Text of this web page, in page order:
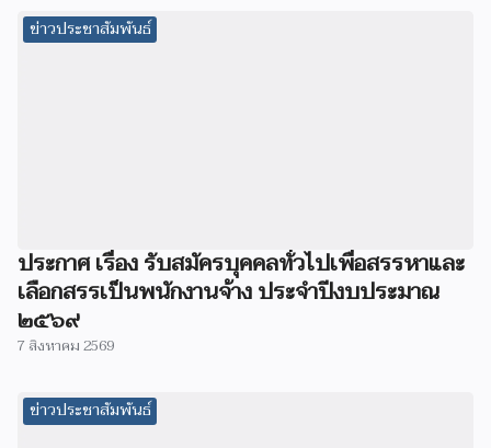
ข่าวประชาสัมพันธ์
ประกาศ เรื่อง รับสมัครบุคคลทั่วไปเพื่อสรรหาและ
เลือกสรรเป็นพนักงานจ้าง ประจำปีงบประมาณ
๒๕๖๙
7 สิงหาคม 2569
ข่าวประชาสัมพันธ์